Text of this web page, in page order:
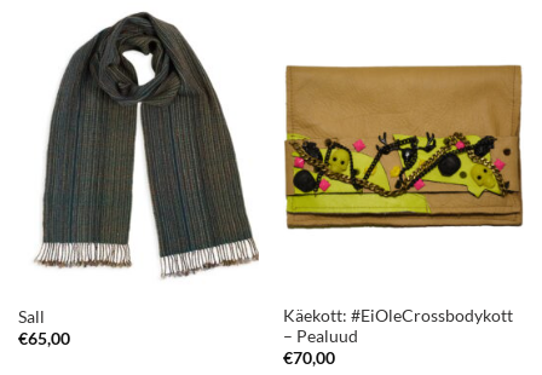
Sall
€65,00
Käekott: #EiOleCrossbodykott
– Pealuud
€70,00